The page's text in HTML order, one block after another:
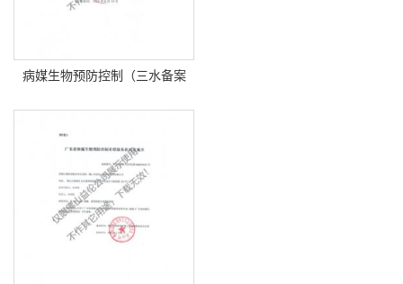
病媒生物预防控制（三水备案
书）